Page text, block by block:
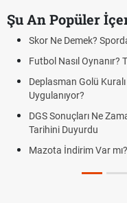
Şu An Popüler
Skor Ne Demek?
Futbol Nasıl Oynanır?
Deplasman Golü
Uygulanıyor?
DGS Sonuçları Ne
Tarihini Duyurdu
Mazota İndirim Var